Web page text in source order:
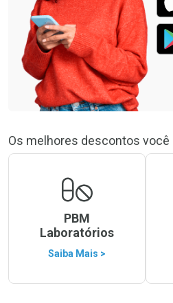
Os melhores descontos você
PBM
Laboratórios
Saiba Mais >